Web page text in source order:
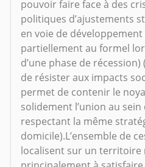
pouvoir faire face à des
politiques d’ajustements
en voie de
partiellement au formel
d’une phase de
de résister aux impacts
permet de contenir le
solidement l’union au
respectant la même
domicile).L’ensemble de
localisent sur un